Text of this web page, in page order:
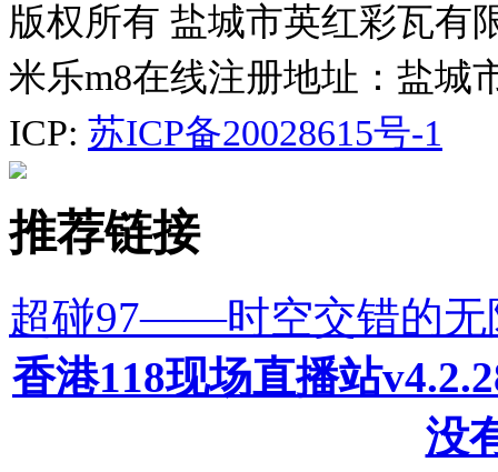
版权所有 盐城市英红彩瓦有
米乐m8在线注册地址：盐城
ICP: 苏ICP备20028615号-1
推荐链接
超碰97——时空交错的无
香港118现场直播站
没